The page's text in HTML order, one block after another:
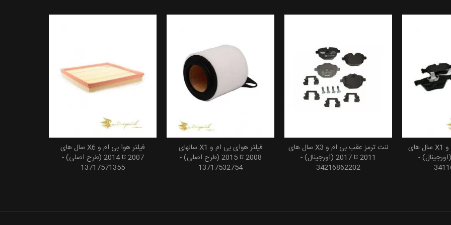
افزودن به سبد خریدفیلتر هوا بی ام و X6 سال های
2007 تا 2014 (طرح اصلی) -
13717571355
افزودن به سبد خریدفیلتر هوای بی ام و X1 سالهای
2008 تا 2015 (طرح اصلی) -
13717532754
افزودن به سبد خریدلنت ترمز عقب بی ام و X3 سال های
2011 تا 2017 (اورجینال) -
34216862202
سبد خریدلنت ترمز جلو بی ام و X1 سال های
2008 تا 2015 (اورجینال) -